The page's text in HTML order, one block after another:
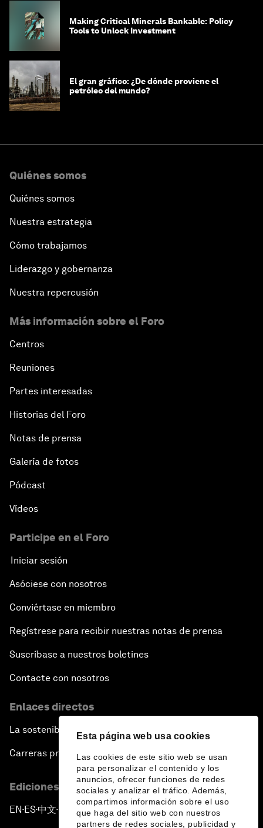
Esta página web usa cookies
Las cookies de este sitio web se usan
para personalizar el contenido y los
anuncios, ofrecer funciones de redes
sociales y analizar el tráfico. Además,
compartimos información sobre el uso
que haga del sitio web con nuestros
partners de redes sociales, publicidad y
Making Critical Minerals Bankable: Policy
Tools to Unlock Investment
El gran gráfico: ¿De dónde proviene el
petróleo del mundo?
Quiénes somos
Quiénes somos
Nuestra estrategia
Cómo trabajamos
Liderazgo y gobernanza
Nuestra repercusión
Más información sobre el Foro
Centros
Reuniones
Partes interesadas
Historias del Foro
Notas de prensa
Galería de fotos
Pódcast
Vídeos
Participe en el Foro
Iniciar sesión
Asóciese con nosotros
Conviértase en miembro
Regístrese para recibir nuestras notas de prensa
Suscríbase a nuestros boletines
Contacte con nosotros
Enlaces directos
La sostenibilidad en el Foro
Carreras profesionales
Ediciones en otros idiomas
EN ▪ ES▪中文▪ 日本語